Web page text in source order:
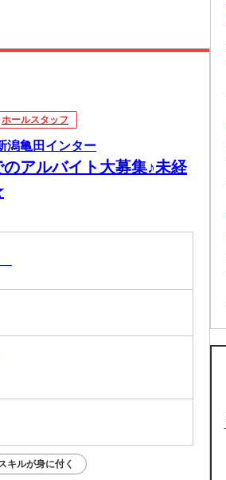
ホールスタッフ
潟亀田インター
アルバイト大募集♪未経
キルが身に付く